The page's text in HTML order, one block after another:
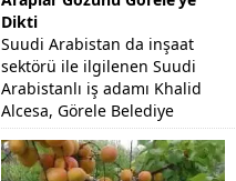
Dikti
Suudi Arabistan da inşaat
sektörü ile ilgilenen Suudi
Arabistanlı iş adamı Khalid
Alcesa, Görele Belediye
Başkanı Tolga Erener'i
makamında ziyaret etti.